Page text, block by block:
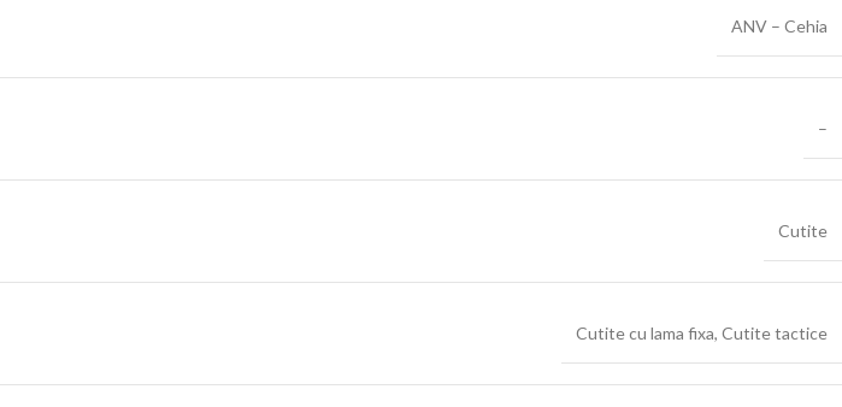
ANV – Cehia
–
Cutite
Cutite cu lama fixa, Cutite tactice